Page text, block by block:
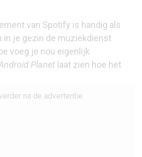
van Spotify is handig als
in je gezin de muziekdienst
voeg je nou eigenlijk
Planet laat zien hoe het
na de advertentie.